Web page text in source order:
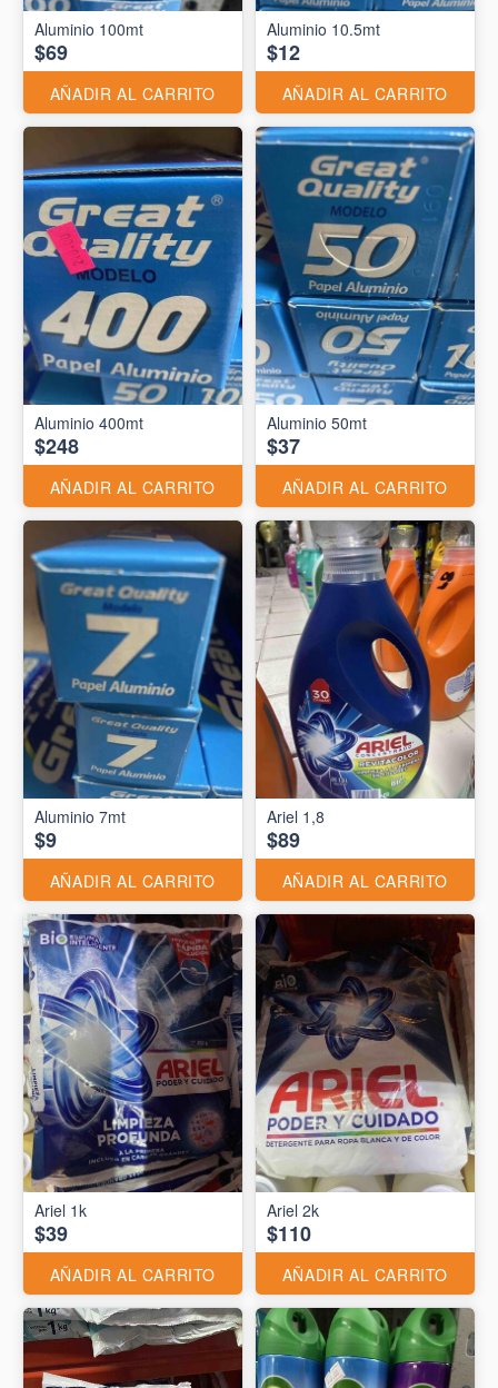
$69
AÑADIR AL CARRITO
Aluminio 10.5mt
$12
AÑADIR AL CARRITO
Aluminio 400mt
$248
AÑADIR AL CARRITO
Aluminio 50mt
$37
AÑADIR AL CARRITO
Aluminio 7mt
$9
AÑADIR AL CARRITO
Ariel 1,8
$89
AÑADIR AL CARRITO
Ariel 1k
$39
AÑADIR AL CARRITO
Ariel 2k
$110
AÑADIR AL CARRITO